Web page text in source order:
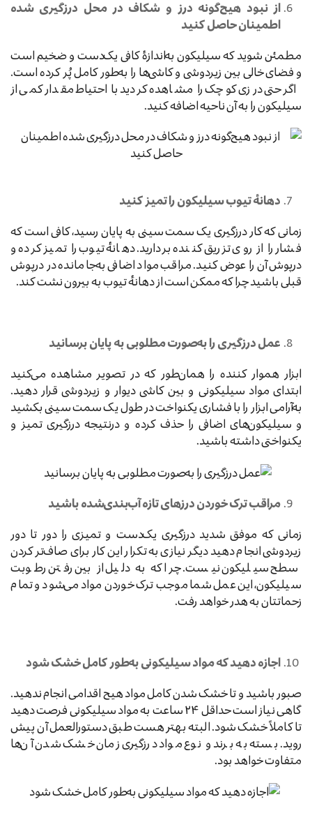
از نبود هیچ‌گونه درز و شکاف در محل درزگیری شده
اطمینان حاصل کنید
مطمئن شوید که سیلیکون به‌اندازهٔ کافی یک‌دست و ضخیم است
و فضای خالی بین زیردوشی و کاشی‌ها را به‌طور کامل پُر کرده است.
اگر حتی درزی کوچک را مشاهده کردید بااحتیاط مقدار کمی از
سیلیکون را به آن ناحیه اضافه کنید.
دهانهٔ تیوب سیلیکون را تمیز کنید
زمانی که کار درزگیری یک سمت سینی به پایان رسید، کافی است که
فشار را از روی تزریق کننده بردارید. دهانهٔ تیوب را تمیز کرده و
درپوش آن را عوض کنید. مراقب مواد اضافی به‌جا مانده در درپوش
قبلی باشید چرا که ممکن است از دهانهٔ تیوب به بیرون نشت کند.
عمل درزگیری را به‌صورت مطلوبی به پایان برسانید
ابزار هموار کننده را همان‌طور که در تصویر مشاهده می‌کنید
ابتدای مواد سیلیکونی و بین کاشی دیوار و زیردوشی قرار دهید.
به‌آرامی ابزار را با فشاری یکنواخت در طول یک سمت سینی بکشید
و سیلیکون‌های اضافی را حذف کرده و درنتیجه درزگیری تمیز و
یکنواختی داشته باشید.
مراقب ترک خوردن درزهای تازه آب‌بندی‌شده باشید
زمانی که موفق شدید درزگیری یک‌دست و تمیزی را دور تا دور
زیردوشی انجام دهید دیگر نیازی به تکرار این کار برای صاف‌تر کردن
سطح سیلیکون نیست. چرا که به دلیل از بین رفتن رطوبت
سیلیکون، این عمل شما موجب ترک خوردن مواد می‌شود و تمام
زحماتتان به هدر خواهد رفت.
اجازه دهید که مواد سیلیکونی به‌طور کامل خشک شود
صبور باشید و تا خشک شدن کامل مواد هیچ اقدامی انجام ندهید.
گاهی نیاز است حداقل ۲۴ ساعت به مواد سیلیکونی فرصت دهید
تا کاملاً خشک شود. البته بهتر هست طبق دستورالعمل آن پیش
روید. بسته به برند و نوع مواد درزگیری زمان خشک شدن آن‌ها
متفاوت خواهد بود.